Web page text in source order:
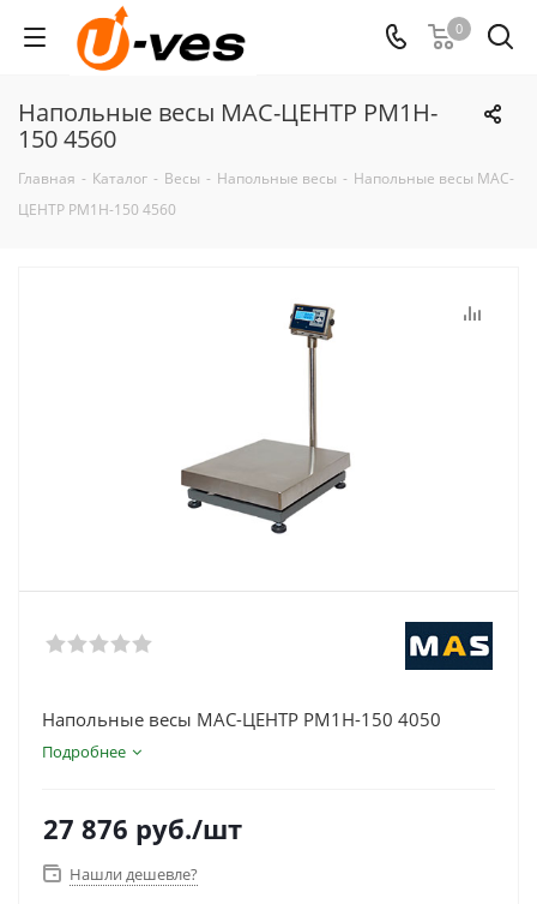
0
Напольные весы МАС-ЦЕНТР PM1H-
150 4560
Главная - Каталог - Весы - Напольные весы - Напольные весы МАС-
ЦЕНТР PM1H-150 4560
Напольные весы МАС-ЦЕНТР PM1H-150 4050
Подробнее
27 876 руб./шт
Нашли дешевле?